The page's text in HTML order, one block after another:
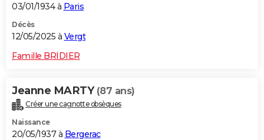
03/01/1934 à Paris
Décès
12/05/2025 à Vergt
Famille BRIDIER
Jeanne MARTY (87 ans)
Créer une cagnotte obsèques
Naissance
20/05/1937 à Bergerac